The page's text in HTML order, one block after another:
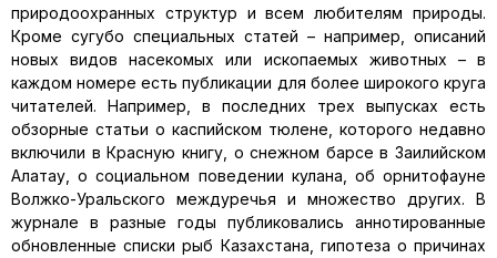
природоохранных структур и всем любителям природы.
Кроме сугубо специальных статей – например, описаний
новых видов насекомых или ископаемых животных – в
каждом номере есть публикации для более широкого круга
читателей. Например, в последних трех выпусках есть
обзорные статьи о каспийском тюлене, которого недавно
включили в Красную книгу, о снежном барсе в Заилийском
Алатау, о социальном поведении кулана, об орнитофауне
Волжко-Уральского междуречья и множество других. В
журнале в разные годы публиковались аннотированные
обновленные списки рыб Казахстана, гипотеза о причинах